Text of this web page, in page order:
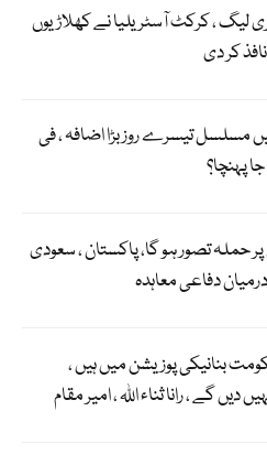
لیگ ، کرکٹ آسٹریلیا نے کھلاڑیوں
کر دی
مسلسل تیسرے روز بڑا اضافہ ، فی
پہنچا؟
حملہ تصور ہو گا، پاکستان ، سعودی
دفاعی معاہدہ
بنانیکی پوزیشن میں ہیں ،
گے ، رانا ثناء اللہ ، امیر مقام